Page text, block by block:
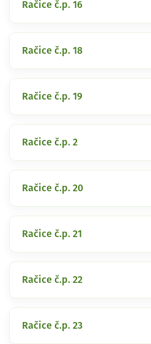
Račice č.p. 16
Račice č.p. 18
Račice č.p. 19
Račice č.p. 2
Račice č.p. 20
Račice č.p. 21
Račice č.p. 22
Račice č.p. 23